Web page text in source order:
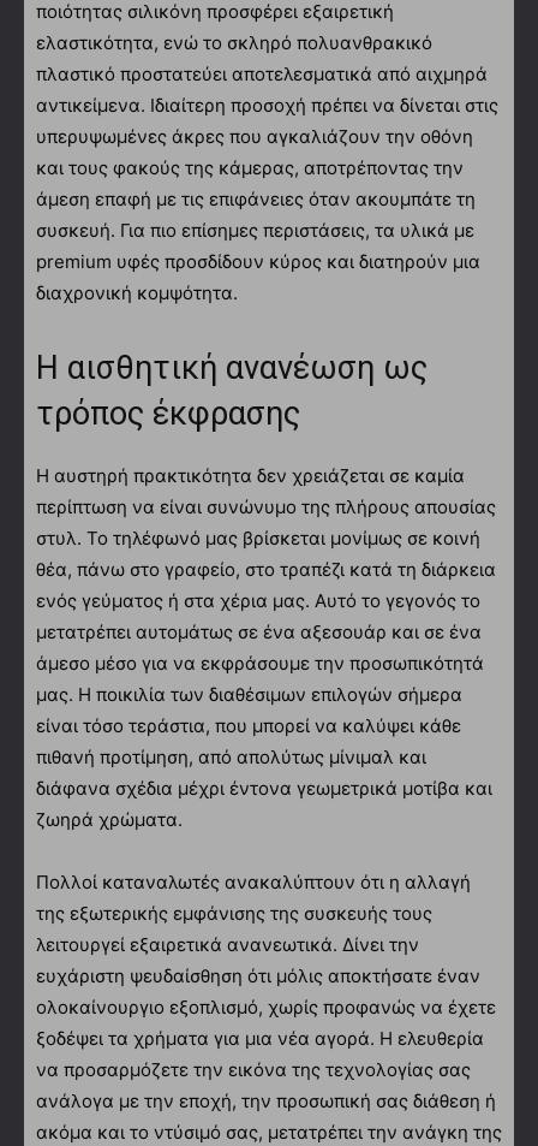
ποιότητας σιλικόνη προσφέρει εξαιρετική
ελαστικότητα, ενώ το σκληρό πολυανθρακικό
πλαστικό προστατεύει αποτελεσματικά από αιχμηρά
αντικείμενα. Ιδιαίτερη προσοχή πρέπει να δίνεται στις
υπερυψωμένες άκρες που αγκαλιάζουν την οθόνη
και τους φακούς της κάμερας, αποτρέποντας την
άμεση επαφή με τις επιφάνειες όταν ακουμπάτε τη
συσκευή. Για πιο επίσημες περιστάσεις, τα υλικά με
premium υφές προσδίδουν κύρος και διατηρούν μια
διαχρονική κομψότητα.
Η αισθητική ανανέωση ως
τρόπος έκφρασης
Η αυστηρή πρακτικότητα δεν χρειάζεται σε καμία
περίπτωση να είναι συνώνυμο της πλήρους απουσίας
στυλ. Το τηλέφωνό μας βρίσκεται μονίμως σε κοινή
θέα, πάνω στο γραφείο, στο τραπέζι κατά τη διάρκεια
ενός γεύματος ή στα χέρια μας. Αυτό το γεγονός το
μετατρέπει αυτομάτως σε ένα αξεσουάρ και σε ένα
άμεσο μέσο για να εκφράσουμε την προσωπικότητά
μας. Η ποικιλία των διαθέσιμων επιλογών σήμερα
είναι τόσο τεράστια, που μπορεί να καλύψει κάθε
πιθανή προτίμηση, από απολύτως μίνιμαλ και
διάφανα σχέδια μέχρι έντονα γεωμετρικά μοτίβα και
ζωηρά χρώματα.
Πολλοί καταναλωτές ανακαλύπτουν ότι η αλλαγή
της εξωτερικής εμφάνισης της συσκευής τους
λειτουργεί εξαιρετικά ανανεωτικά. Δίνει την
ευχάριστη ψευδαίσθηση ότι μόλις αποκτήσατε έναν
ολοκαίνουργιο εξοπλισμό, χωρίς προφανώς να έχετε
ξοδέψει τα χρήματα για μια νέα αγορά. Η ελευθερία
να προσαρμόζετε την εικόνα της τεχνολογίας σας
ανάλογα με την εποχή, την προσωπική σας διάθεση ή
ακόμα και το ντύσιμό σας, μετατρέπει την ανάγκη της